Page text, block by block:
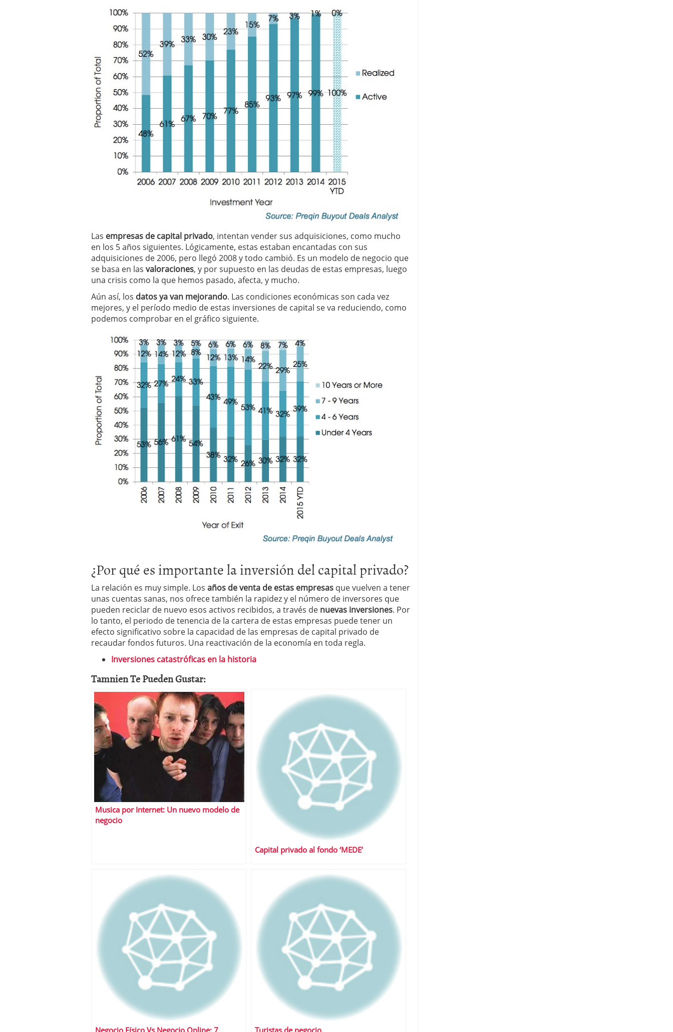
Las empresas de capital privado, intentan vender sus adquisiciones, como mucho
en los 5 años siguientes. Lógicamente, estas estaban encantadas con sus
adquisiciones de 2006, pero llegó 2008 y todo cambió. Es un modelo de negocio que
se basa en las valoraciones, y por supuesto en las deudas de estas empresas, luego
una crisis como la que hemos pasado, afecta, y mucho.
Aún así, los datos ya van mejorando. Las condiciones económicas son cada vez
mejores, y el período medio de estas inversiones de capital se va reduciendo, como
podemos comprobar en el gráfico siguiente.
¿Por qué es importante la inversión del capital privado?
La relación es muy simple. Los años de venta de estas empresas que vuelven a tener
unas cuentas sanas, nos ofrece también la rapidez y el número de inversores que
pueden reciclar de nuevo esos activos recibidos, a través de nuevas inversiones. Por
lo tanto, el periodo de tenencia de la cartera de estas empresas puede tener un
efecto significativo sobre la capacidad de las empresas de capital privado de
recaudar fondos futuros. Una reactivación de la economía en toda regla.
Inversiones catastróficas en la historia
Tamnien Te Pueden Gustar:
Musica por Internet: Un nuevo modelo de
negocio
Capital privado al fondo ‘MEDE’